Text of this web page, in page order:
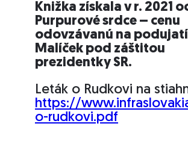
Knižka získala v r. 2021
Purpurové srdce – cenu
odovzávanú na
Malíček pod záštitou
prezidentky SR.
Leták o Rudkovi na
https://
o-rudkovi.pdf